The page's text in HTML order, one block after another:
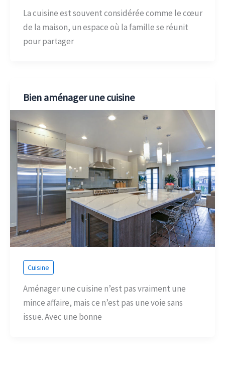
La cuisine est souvent considérée comme le cœur
de la maison, un espace où la famille se réunit
pour partager
Bien aménager une cuisine
Cuisine
Aménager une cuisine n’est pas vraiment une
mince affaire, mais ce n’est pas une voie sans
issue. Avec une bonne